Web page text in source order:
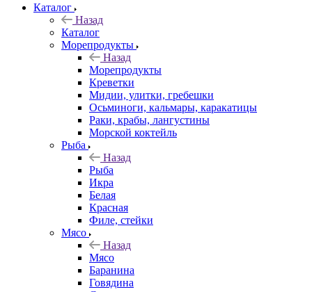
Каталог
Назад
Каталог
Морепродукты
Назад
Морепродукты
Креветки
Мидии, улитки, гребешки
Осьминоги, кальмары, каракатицы
Раки, крабы, лангустины
Морской коктейль
Рыба
Назад
Рыба
Икра
Белая
Красная
Филе, стейки
Мясо
Назад
Мясо
Баранина
Говядина